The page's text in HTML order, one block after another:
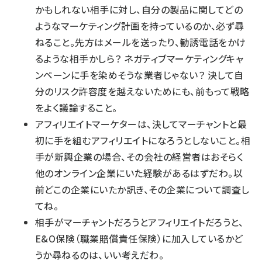
かもしれない相手に対し、自分の製品に関してどの
ようなマーケティング計画を持っているのか、必ず尋
ねること。先方はメールを送ったり、勧誘電話をかけ
るような相手かしら？ ネガティブマーケティングキャ
ンペーンに手を染めそうな業者じゃない？ 決して自
分のリスク許容度を越えないためにも、前もって戦略
をよく議論すること。
アフィリエイトマーケターは、決してマーチャントと最
初に手を組むアフィリエイトになろうとしないこと。相
手が新興企業の場合、その会社の経営者はおそらく
他のオンライン企業にいた経験があるはずだわ。以
前どこの企業にいたか訊き、その企業について調査し
てね。
相手がマーチャントだろうとアフィリエイトだろうと、
E&O保険（職業賠償責任保険）に加入しているかど
うか尋ねるのは、いい考えだわ。